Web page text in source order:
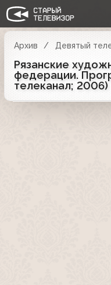
Архив Девятый
Рязанские
федерации.
телеканал; 2006)